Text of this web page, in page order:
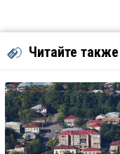
Читайте также